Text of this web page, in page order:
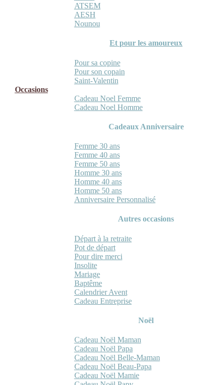
ATSEM
AESH
Nounou
Et pour les amoureux
Pour sa copine
Pour son copain
Saint-Valentin
Occasions
Cadeau Noel Femme
Cadeau Noel Homme
Cadeaux Anniversaire
Femme 30 ans
Femme 40 ans
Femme 50 ans
Homme 30 ans
Homme 40 ans
Homme 50 ans
Anniversaire Personnalisé
Autres occasions
Départ à la retraite
Pot de départ
Pour dire merci
Insolite
Mariage
Baptême
Calendrier Avent
Cadeau Entreprise
Noël
Cadeau Noël Maman
Cadeau Noël Papa
Cadeau Noël Belle-Maman
Cadeau Noël Beau-Papa
Cadeau Noël Mamie